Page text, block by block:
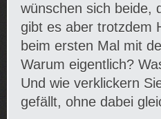
wünschen sich beide,
gibt es aber trotzdem
beim ersten Mal mit
Warum eigentlich?
Und wie verklickern
gefällt, ohne dabei